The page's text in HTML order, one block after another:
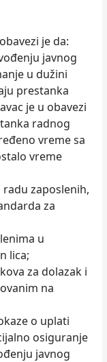
je da:
javnog
u dužini
prestanka
je u obavezi
radnog
vreme sa
vreme
zaposlenih,
za
u
lica;
za dolazak i
na
o uplati
osiguranje
javnog